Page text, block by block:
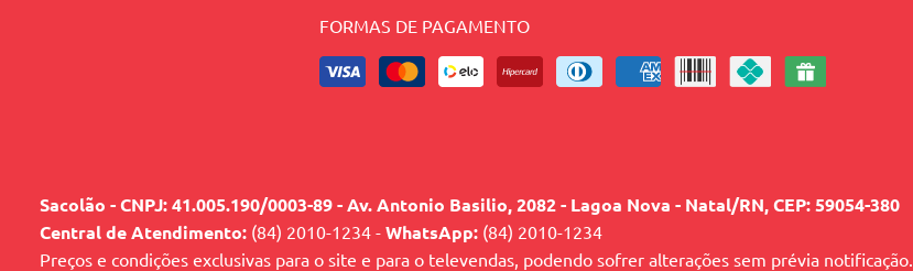
Expressão e comunicação
Imaginação e criatividade
FORMAS DE PAGAMENTO
Sacolão - CNPJ: 41.005.190/0003-89 - Av. Antonio Basilio, 2082 - Lagoa Nova - Natal/RN, CEP: 59054-380
Central de Atendimento: (84) 2010-1234 - WhatsApp: (84) 2010-1234
Preços e condições exclusivas para o site e para o televendas, podendo sofrer alterações sem prévia notificação.